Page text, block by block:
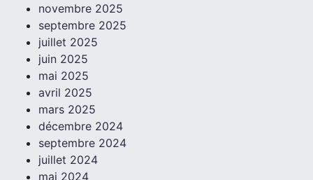
novembre 2025
septembre 2025
juillet 2025
juin 2025
mai 2025
avril 2025
mars 2025
décembre 2024
septembre 2024
juillet 2024
mai 2024